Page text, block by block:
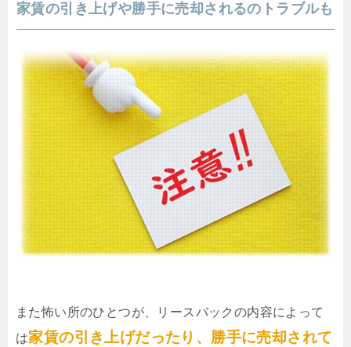
家賃の引き上げや勝手に売却されるのトラブルも
また怖い所のひとつが、リースバックの内容によって
は家賃の引き上げだったり、勝手に売却されて